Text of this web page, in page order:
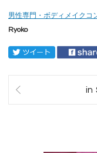
男性専門・ボディメイクコ
Ryoko
in